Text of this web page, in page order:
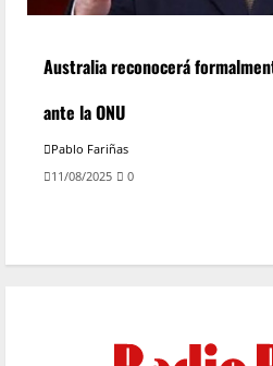
Australia reconocerá
ante la ONU
Pablo Fariñas
11/08/2025
0